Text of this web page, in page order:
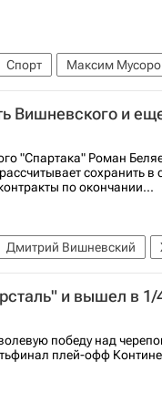
Спорт Максим
Вишневского и
"Спартака" Роман
сохранить в
по окончании...
Дмитрий Вишневский
и вышел в 1/
победу над
плей-офф